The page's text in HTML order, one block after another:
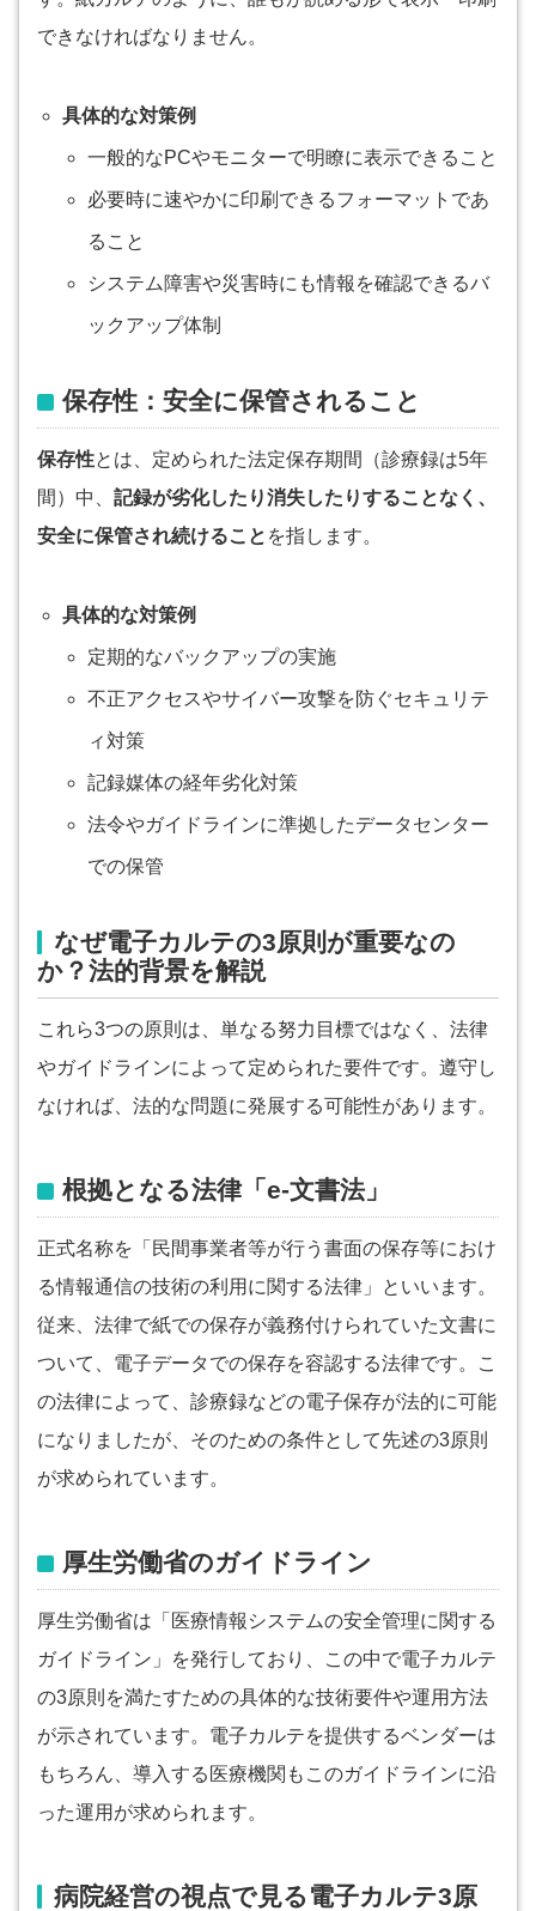
できなければなりません。
具体的な対策例
一般的なPCやモニターで明瞭に表示できること
必要時に速やかに印刷できるフォーマットであ
ること
システム障害や災害時にも情報を確認できるバ
ックアップ体制
保存性：安全に保管されること
保存性とは、定められた法定保存期間（診療録は5年
間）中、 記録が劣化したり消失したりすることなく、
安全に保管され続けること を指します。
具体的な対策例
定期的なバックアップの実施
不正アクセスやサイバー攻撃を防ぐセキュリテ
ィ対策
記録媒体の経年劣化対策
法令やガイドラインに準拠したデータセンター
での保管
なぜ電子カルテの3原則が重要なの
か？法的背景を解説
これら3つの原則は、単なる努力目標ではなく、法律
やガイドラインによって定められた要件です。遵守し
なければ、法的な問題に発展する可能性があります。
根拠となる法律「e-文書法」
正式名称を「民間事業者等が行う書面の保存等におけ
る情報通信の技術の利用に関する法律」といいます。
従来、法律で紙での保存が義務付けられていた文書に
ついて、電子データでの保存を容認する法律です。こ
の法律によって、診療録などの電子保存が法的に可能
になりましたが、そのための条件として先述の3原則
が求められています。
厚生労働省のガイドライン
厚生労働省は「医療情報システムの安全管理に関する
ガイドライン」を発行しており、この中で電子カルテ
の3原則を満たすための具体的な技術要件や運用方法
が示されています。電子カルテを提供するベンダーは
もちろん、導入する医療機関もこのガイドラインに沿
った運用が求められます。
病院経営の視点で見る電子カルテ3原